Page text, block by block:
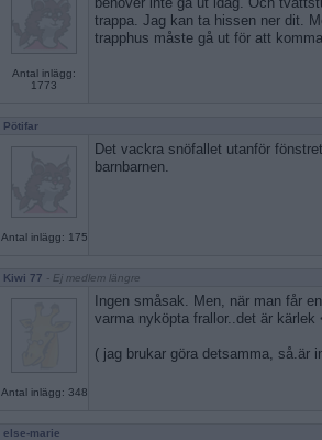
Antal inlägg:
1773
trappa. Jag kan ta hissen ner dit.
trapphus måste gå ut för att
Pötifar
Antal inlägg: 175
Det vackra snöfallet utanför
barnbarnen.
Kiwi 77 - Ej medlem längre
Antal inlägg: 348
Ingen småsak. Men, när man får
varma nyköpta frallor..det är kärlek
( jag brukar göra detsamma, så.är
else-marie